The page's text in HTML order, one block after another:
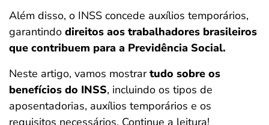
ferramentas
Além disso, o INSS concede auxílios temporários,
garantindo direitos aos trabalhadores brasileiros
que contribuem para a Previdência Social.
Neste artigo, vamos mostrartudo sobre os
benefícios do INSS, incluindo os tipos de
aposentadorias, auxílios temporários e os
requisitos necessários. Continue a leitura!